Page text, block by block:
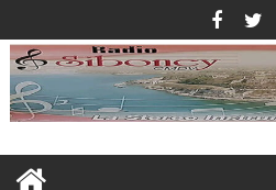
al
contenido